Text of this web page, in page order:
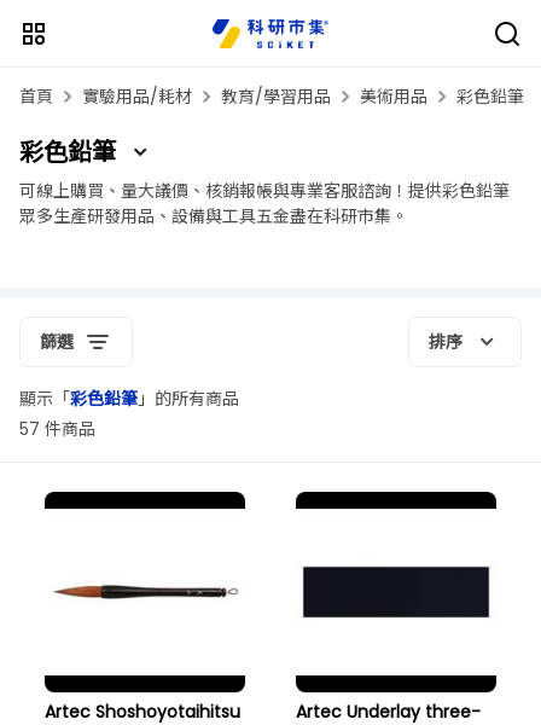
首頁 實驗用品/耗材 教育/學習用品 美術用品 彩色鉛筆
彩色鉛筆
可線上購買、量大議價、核銷報帳與專業客服諮詢！提供彩色鉛筆
眾多生產研發用品、設備與工具五金盡在科研市集。
篩選 排序
顯示「彩色鉛筆」的所有商品
57 件商品
Artec Shoshoyotaihitsu
Artec Underlay three-